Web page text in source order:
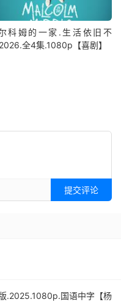
科姆的一家.生活依旧不
全4集.1080p【喜剧】
提交评论
.2025.1080p.国语中字【杨